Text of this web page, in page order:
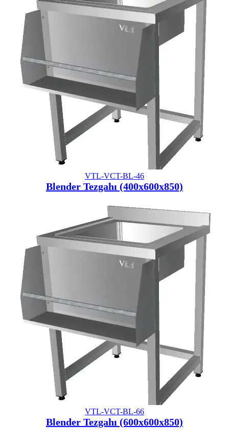
VTL-VCT-BL-46
Blender Tezgahı (400x600x850)
VTL-VCT-BL-66
Blender Tezgahı (600x600x850)